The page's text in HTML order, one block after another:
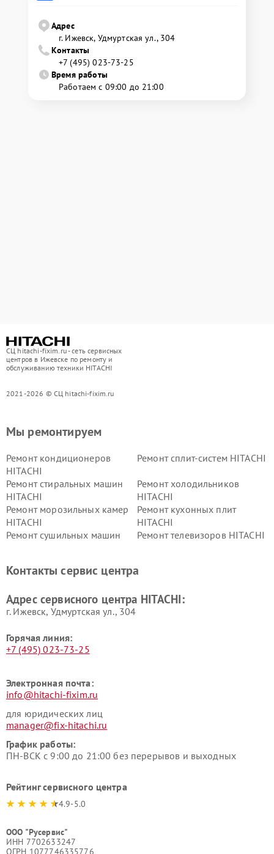
Адрес
г. Ижевск, Удмуртская ул., 304
Контакты
+7 (495) 023-73-25
Время работы
Работаем с 09:00 до 21:00
СЦ hitachi-fixim.ru - сеть сервисных
центров в Ижевске по ремонту и
обслуживанию техники HITACHI
2021-2026 © СЦ hitachi-fixim.ru
Мы ремонтируем
Ремонт кондиционеров
HITACHI
Ремонт сплит-систем HITACHI
Ремонт стиральных машин
HITACHI
Ремонт холодильников
HITACHI
Ремонт морозильных камер
HITACHI
Ремонт кухонных плит
HITACHI
Ремонт сушильных машин
Ремонт телевизоров HITACHI
данных HITACHI
HITACHI
HITACHI
HITACHI
Контакты сервис центра
Адрес сервисного центра HITACHI:
г. Ижевск, Удмуртская ул., 304
Горячая линия:
+7 (495) 023-73-25
Электронная почта:
info@hitachi-fixim.ru
для юридических лиц
manager@fix-hitachi.ru
График работы:
ПН-ВСК с 9:00 до 21:00 без перерывов и выходных
Рейтинг сервисного центра
4.9-5.0
ООО "Русервис"
ИНН 7702633247